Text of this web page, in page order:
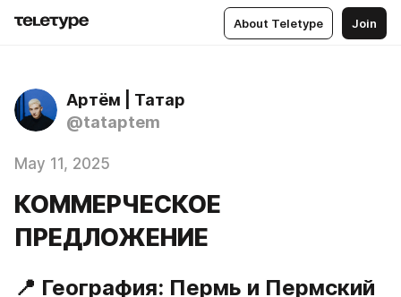
About Teletype Join
Артём | Татар
@tataptem
May 11, 2025
КОММЕРЧЕСКОЕ
ПРЕДЛОЖЕНИЕ
📍 География: Пермь и Пермский